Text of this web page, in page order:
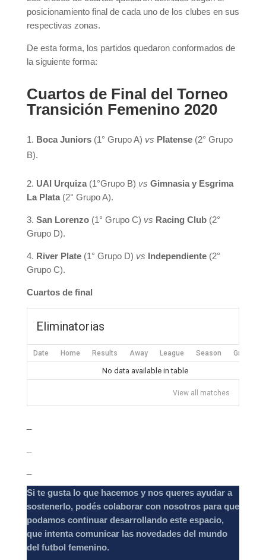
posicionamiento final de cada uno de los clubes en sus
respectivas zonas.
De esta forma, los partidos quedaron conformados de
la siguiente forma:
Cuartos de Final del Torneo
Transición Femenino 2020
Boca Juniors(1° Grupo A) vs Platense(2° Grupo
B).
2. UAI Urquiza(1°Grupo B) vs Gimnasia y Esgrima
La Plata (2° Grupo A).
3. San Lorenzo(1° Grupo C) vs Racing Club(2°
Grupo D).
4. River Plate(1° Grupo D) vs Independiente (2°
Grupo C).
Cuartos de final
Eliminatorias
Date Home Results Away League Season Ground
No data available in table
View all matches
Si te gusta lo que hacemos y nos queres ayudar a
sostenerlo, podés colaborar con nosotros para que
podamos continuar desarrollando este espacio,
que intenta comunicar las novedades del mundo
del futbol femenino.